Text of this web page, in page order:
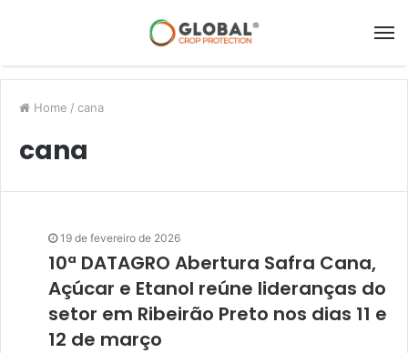
Home / cana
cana
19 de fevereiro de 2026
10ª DATAGRO Abertura Safra Cana,
Açúcar e Etanol reúne lideranças do
setor em Ribeirão Preto nos dias 11 e
12 de março